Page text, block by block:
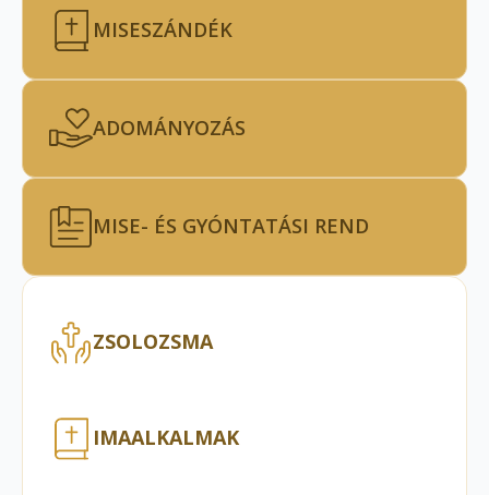
MISESZÁNDÉK
ADOMÁNYOZÁS
MISE- ÉS GYÓNTATÁSI REND
ZSOLOZSMA
IMAALKALMAK